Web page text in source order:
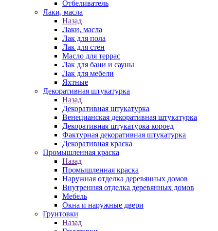
Отбеливатель
Лаки, масла
Назад
Лаки, масла
Лак для пола
Лак для стен
Масло для террас
Лак для бани и сауны
Лак для мебели
Яхтные
Декоративная штукатурка
Назад
Декоративная штукатурка
Венецианская декоративная штукатурка
Декоративная штукатурка короед
Фактурная декоративная штукатурка
Декоративная краска
Промышленная краска
Назад
Промышленная краска
Наружная отделка деревянных домов
Внутренняя отделка деревянных домов
Мебель
Окна и наружные двери
Грунтовки
Назад